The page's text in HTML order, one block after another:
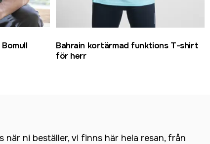
Bahrain kortärmad funktions T-shirt
för herr
när ni beställer, vi finns här hela resan, från